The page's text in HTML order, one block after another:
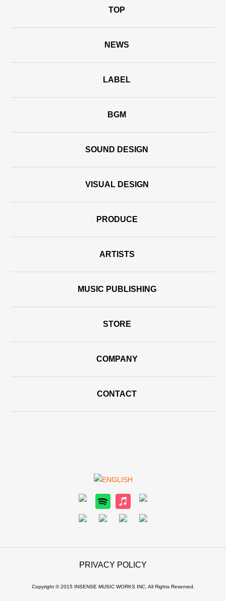
TOP
NEWS
LABEL
BGM
SOUND DESIGN
VISUAL DESIGN
PRODUCE
ARTISTS
MUSIC PUBLISHING
STORE
COMPANY
CONTACT
PRIVACY POLICY
Copyright © 2015 INSENSE MUSIC WORKS INC. All Rights Reserved.